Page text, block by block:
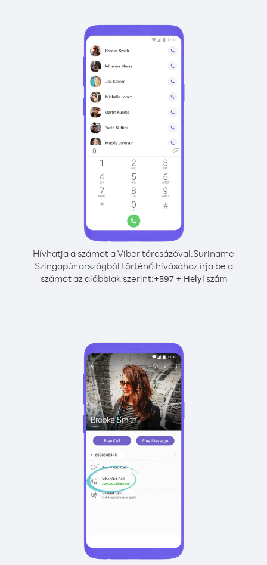
Hívhatja a számot a Viber tárcsázóval.Suriname
Szingapúr országból történő hívásához írja be a
számot az alábbiak szerint:+597+ Helyi szám